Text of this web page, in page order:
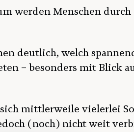
werden Menschen
deutlich, welch
– besonders mit Blick
mittlerweile vielerlei
(noch) nicht weit